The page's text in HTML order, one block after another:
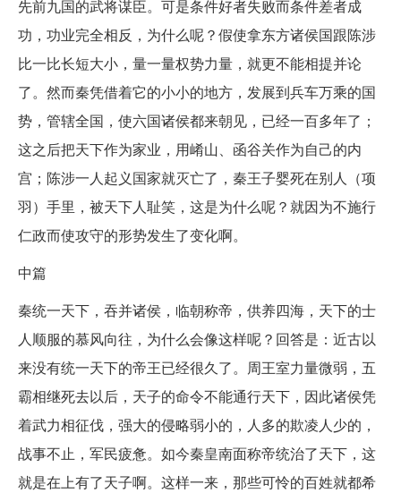
先前九国的武将谋臣。可是条件好者失败而条件差者成
功，功业完全相反，为什么呢？假使拿东方诸侯国跟陈涉
比一比长短大小，量一量权势力量，就更不能相提并论
了。然而秦凭借着它的小小的地方，发展到兵车万乘的国
势，管辖全国，使六国诸侯都来朝见，已经一百多年了；
这之后把天下作为家业，用崤山、函谷关作为自己的内
宫；陈涉一人起义国家就灭亡了，秦王子婴死在别人（项
羽）手里，被天下人耻笑，这是为什么呢？就因为不施行
仁政而使攻守的形势发生了变化啊。
中篇
秦统一天下，吞并诸侯，临朝称帝，供养四海，天下的士
人顺服的慕风向往，为什么会像这样呢？回答是：近古以
来没有统一天下的帝王已经很久了。周王室力量微弱，五
霸相继死去以后，天子的命令不能通行天下，因此诸侯凭
着武力相征伐，强大的侵略弱小的，人多的欺凌人少的，
战事不止，军民疲惫。如今秦皇南面称帝统治了天下，这
就是在上有了天子啊。这样一来，那些可怜的百姓就都希